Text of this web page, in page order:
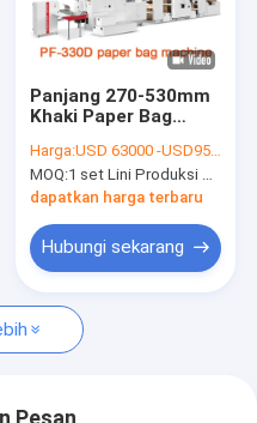
Mati
Panjang 270-530mm
Khaki Paper Bag
18.5kw
Harga:USD 63000 -USD95000
MOQ:1 set Lini Produksi Kantong Kertas Bahan Kraft Khiki Untuk Membuat Tas Makanan
dapatkan harga terbaru
Hubungi sekarang